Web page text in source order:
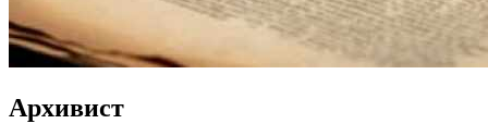
Архивист